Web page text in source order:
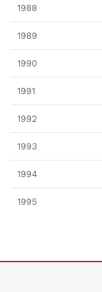
1988
1989
1990
1991
1992
1993
1994
1995